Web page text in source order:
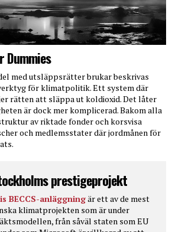
med utsläppsrätter brukar beskrivas
för klimatpolitik. Ett system där
rätten att släppa ut koldioxid. Det låter
är dock mer komplicerad. Bakom alla
av riktade fonder och korsvisa
och medlemsstater där jordmånen för
prestigeprojekt
BECCS-anläggningär ett av de mest
klimatprojekten som är under
från såväl staten som EU